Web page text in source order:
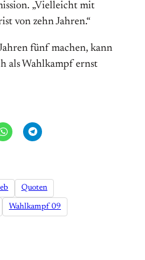
„Vielleicht mit
von zehn Jahren.“
fünf machen, kann
als Wahlkampf ernst
Quoten
Wahlkampf 09